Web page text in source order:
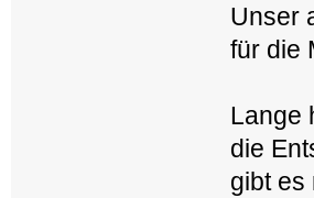
Unser
für die
Lange
die
gibt es